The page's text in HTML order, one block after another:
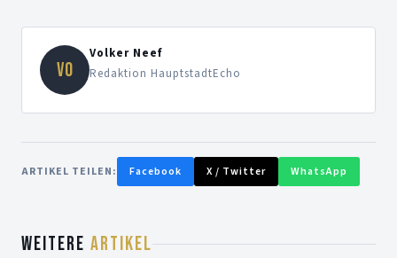
VO
Volker Neef
Redaktion HauptstadtEcho
ARTIKEL TEILEN: Facebook X / Twitter WhatsApp
WEITERE ARTIKEL